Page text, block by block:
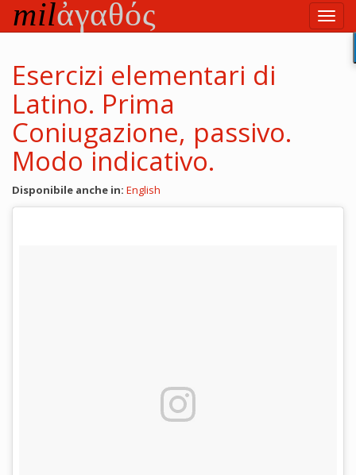
testo
Esercizi elementari di
Latino. Prima
Coniugazione, passivo.
Modo indicativo.
Disponibile anche in: English